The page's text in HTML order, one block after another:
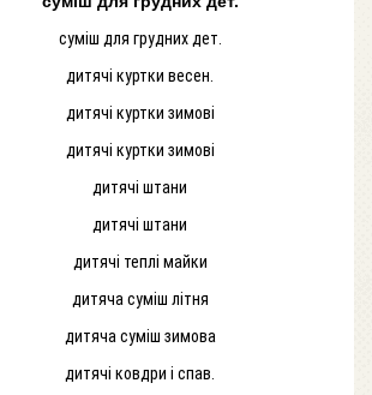
суміш для грудних дет.
дитячі куртки весен.
дитячі куртки зимові
дитячі куртки зимові
дитячі штани
дитячі штани
дитячі теплі майки
дитяча суміш літня
дитяча суміш зимова
дитячі ковдри і спав.